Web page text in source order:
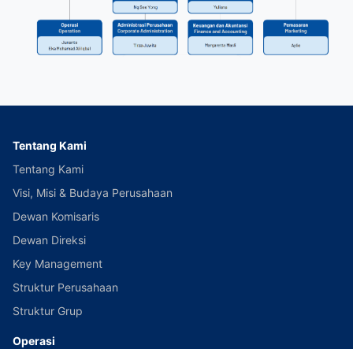
Tentang Kami
Tentang Kami
Visi, Misi & Budaya Perusahaan
Dewan Komisaris
Dewan Direksi
Key Management
Struktur Perusahaan
Struktur Grup
Operasi